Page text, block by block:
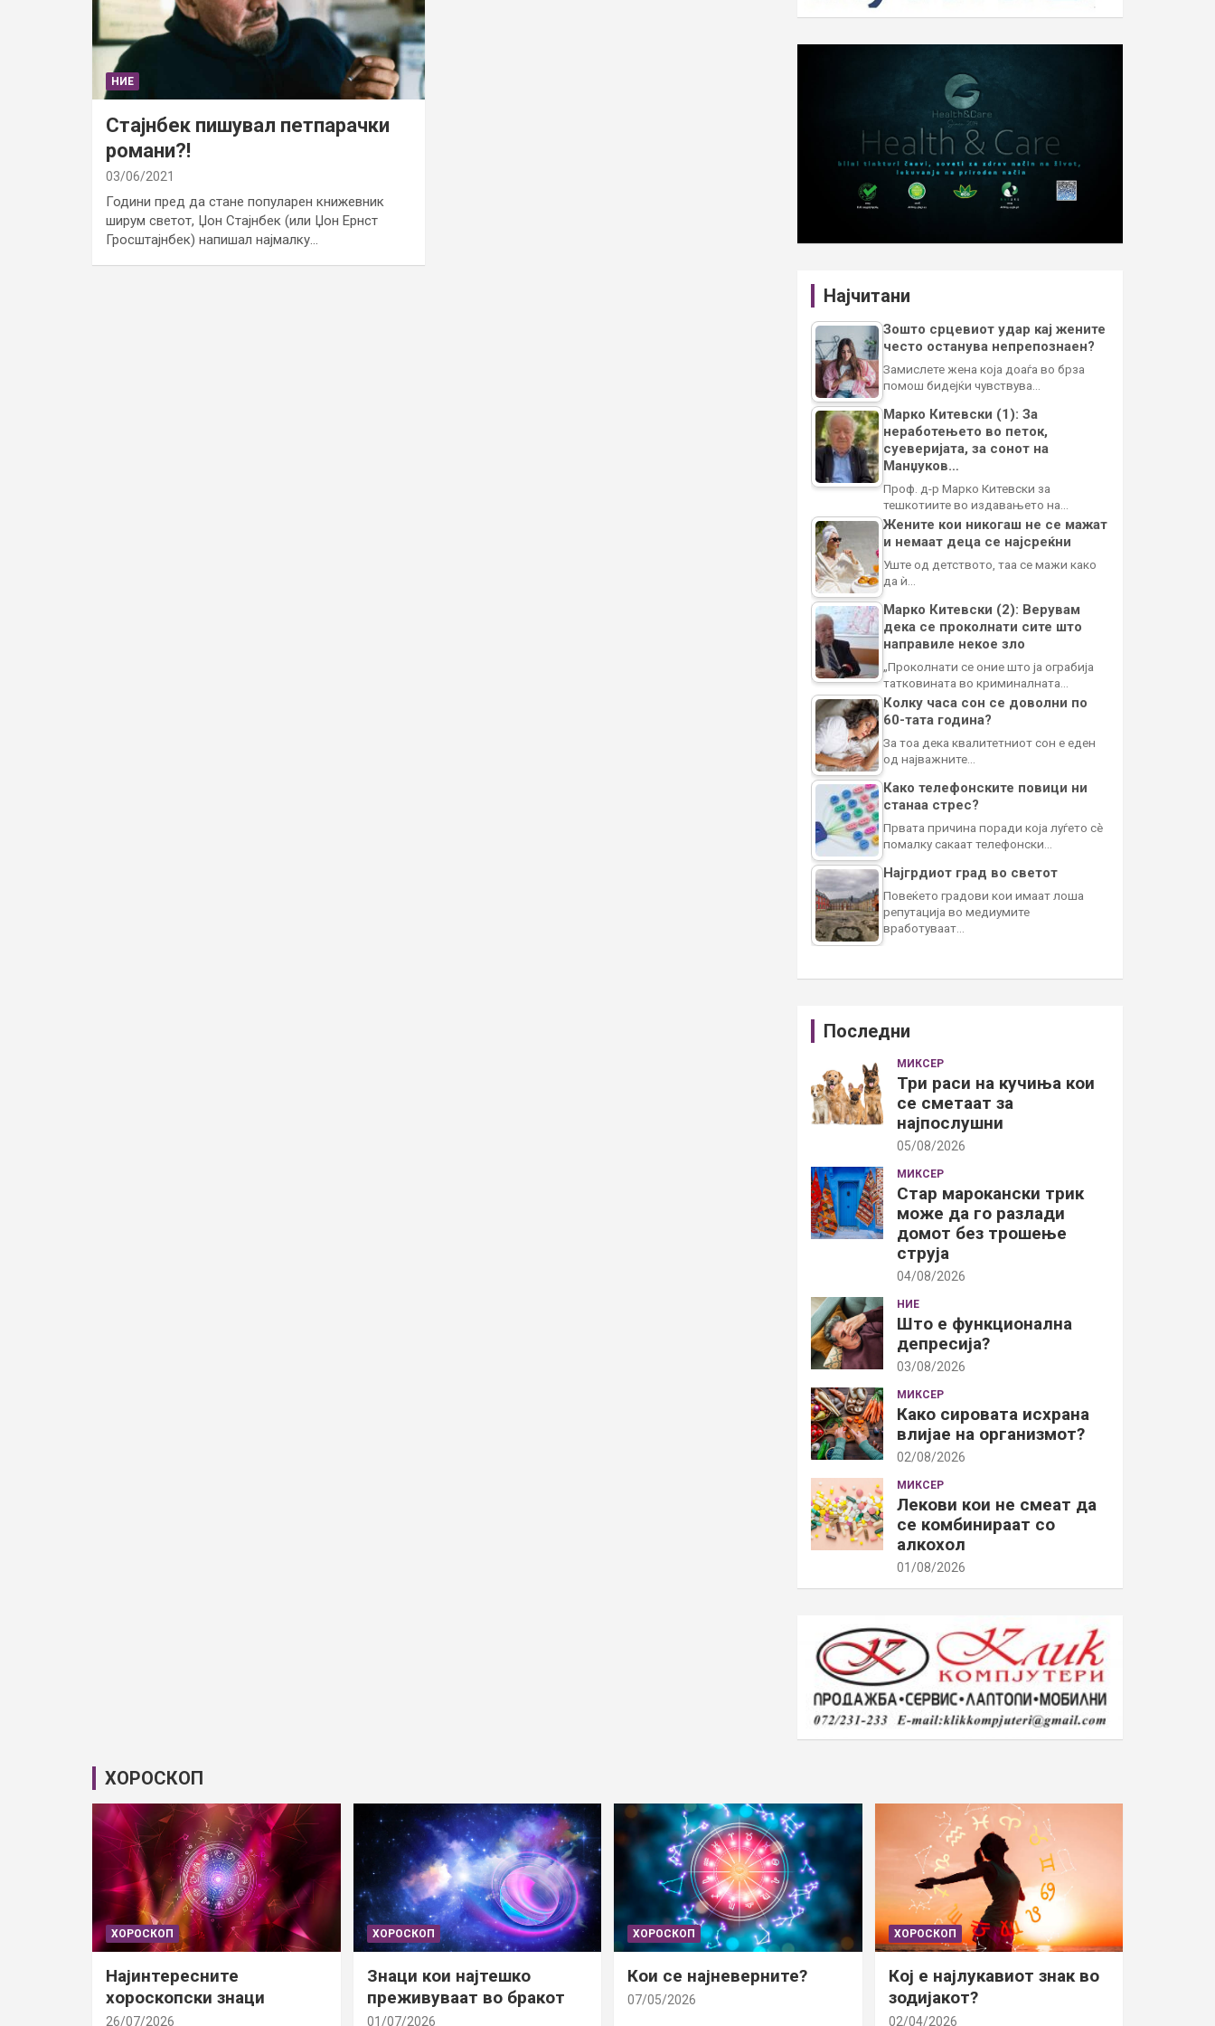
НИЕ
Стајнбек пишувал петпарачки
романи?!
03/06/2021
Години пред да стане популарен книжевник
ширум светот, Џон Стајнбек (или Џон Ернст
Гросштајнбек) напишал најмалку…
Најчитани
Зошто срцевиот удар кај жените
често останува непрепознаен?
Замислете жена која доаѓа во брза
помош бидејќи чувствува…
Марко Китевски (1): За
неработењето во петок,
суеверијата, за сонот на
Манџуков…
Проф. д-р Марко Китевски за
тешкотиите во издавањето на…
Жените кои никогаш не се мажат
и немаат деца се најсреќни
Уште од детството, таа се мажи како
да ѝ…
Марко Китевски (2): Верувам
дека се проколнати сите што
направиле некое зло
„Проколнати се оние што ја ограбија
татковината во криминалната…
Колку часа сон се доволни по
60-тата година?
За тоа дека квалитетниот сон е еден
од најважните…
Како телефонските повици ни
станаа стрес?
Првата причина поради која луѓето сè
помалку сакаат телефонски…
Најгрдиот град во светот
Повеќето градови кои имаат лоша
репутација во медиумите
вработуваат…
Последни
МИКСЕР
Три раси на кучиња кои
се сметаат за
најпослушни
05/08/2026
МИКСЕР
Стар марокански трик
може да го разлади
домот без трошење
струја
04/08/2026
НИЕ
Што е функционална
депресија?
03/08/2026
МИКСЕР
Како сировата исхрана
влијае на организмот?
02/08/2026
МИКСЕР
Лекови кои не смеат да
се комбинираат со
алкохол
01/08/2026
ХОРОСКОП
ХОРОСКОП
Најинтересните
хороскопски знаци
26/07/2026
ХОРОСКОП
Знаци кои најтешко
преживуваат во бракот
01/07/2026
ХОРОСКОП
Кои се најневерните?
07/05/2026
ХОРОСКОП
Кој е најлукавиот знак во
зодијакот?
02/04/2026